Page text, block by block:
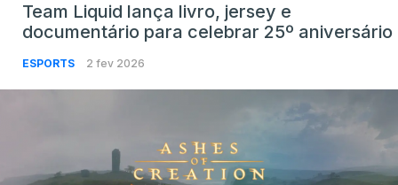
Team Liquid lança livro, jersey e
documentário para celebrar 25º aniversário
ESPORTS 2 fev 2026